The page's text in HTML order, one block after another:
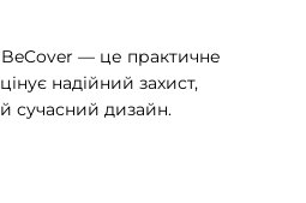
BeCover — це практичне
надійний захист,
сучасний дизайн.